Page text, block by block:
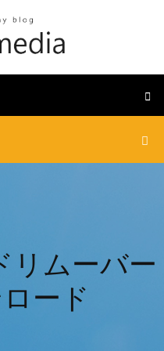
リムーバー
ード